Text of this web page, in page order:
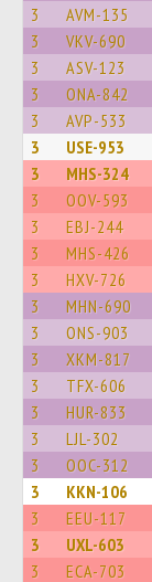
3 AVM-135
3 VKV-690
3 ASV-123
3 ONA-842
3 AVP-533
3 USE-953
3 MHS-324
3 OOV-593
3 EBJ-244
3 MHS-426
3 HXV-726
3 MHN-690
3 ONS-903
3 XKM-817
3 TFX-606
3 HUR-833
3 LJL-302
3 OOC-312
3 KKN-106
3 EEU-117
3 UXL-603
3 ECA-703